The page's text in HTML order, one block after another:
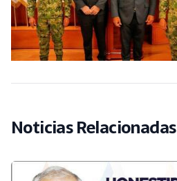
Noticias Relacionadas